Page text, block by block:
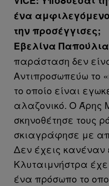
ένα
την προσέγγισες;
Εβελίνα
παράσταση δεν
Αντιπροσωπεύω το
το οποίο είναι
αλαζονικό. Ο Άρης
σκηνοθέτησε τους
σκιαγράφησε με
Δεν έχεις κανέναν
Κλυταιμνήστρα
ένα πρόσωπο το